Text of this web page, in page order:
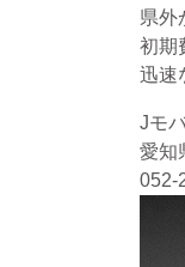
県外
初期
迅速
Jモ
愛知
052-